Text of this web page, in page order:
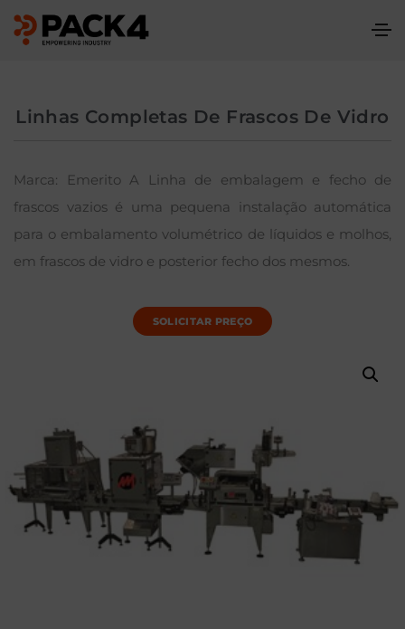
Linhas Completas De Frascos De Vidro
Marca: Emerito A Linha de embalagem e fecho de
frascos vazios é uma pequena instalação automática
para o embalamento volumétrico de líquidos e molhos,
em frascos de vidro e posterior fecho dos mesmos.
SOLICITAR PREÇO